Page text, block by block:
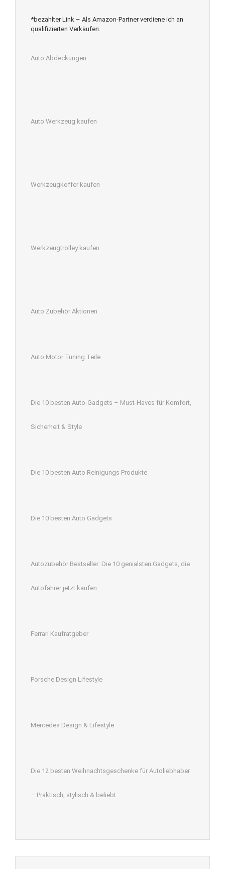
*bezahlter Link – Als Amazon-Partner verdiene ich an
qualifizierten Verkäufen.
Auto Abdeckungen
Auto Werkzeug kaufen
Werkzeugkoffer kaufen
Werkzeugtrolley kaufen
Auto Zubehör Aktionen
Auto Motor Tuning Teile
Die 10 besten Auto-Gadgets – Must-Haves für Komfort,
Sicherheit & Style
Die 10 besten Auto Reinigungs Produkte
Die 10 besten Auto Gadgets
Autozubehör Bestseller: Die 10 genialsten Gadgets, die
Autofahrer jetzt kaufen
Ferrari Kaufratgeber
Porsche Design Lifestyle
Mercedes Design & Lifestyle
Die 12 besten Weihnachtsgeschenke für Autoliebhaber
– Praktisch, stylisch & beliebt